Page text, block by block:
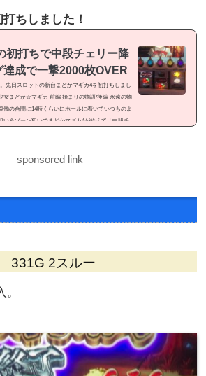
@hiro5130)です。
ります。
打ちしました！
達成で一撃2000枚OVER
働の合間に14時くらいにホールに着いていつものよ
＆ゾーン狙いでまどかマギカ4が拾えて「中段チ